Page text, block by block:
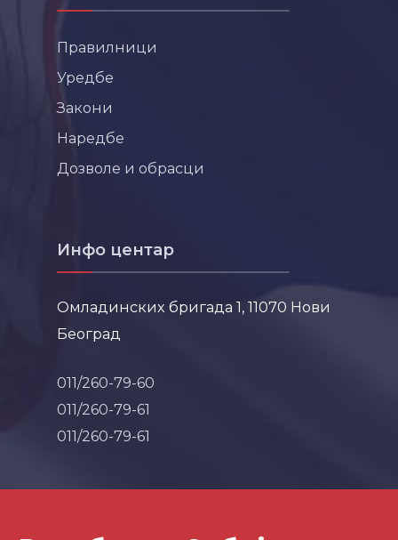
Правилници
Уредбе
Закони
Наредбе
Дозволе и обрасци
Инфо центар
Омладинских бригада 1, 11070 Нови
Београд
011/260-79-60
011/260-79-61
011/260-79-61